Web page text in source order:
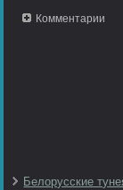
Комментарии
Белорусские